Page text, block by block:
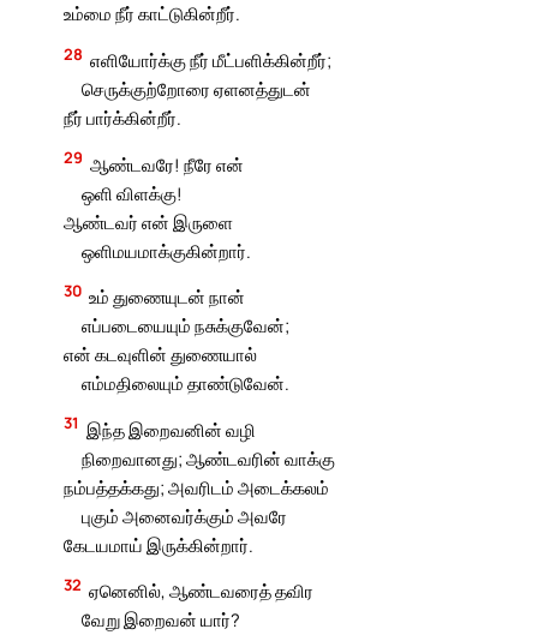
உம்மை நீர் காட்டுகின்றீர்.
28 எளியோர்க்கு நீர் மீட்பளிக்கின்றீர்;
செருக்குற்றோரை ஏளனத்துடன்
நீர் பார்க்கின்றீர்.
29 ஆண்டவரே! நீரே என்
ஒளி விளக்கு!
ஆண்டவர் என் இருளை
ஒளிமயமாக்குகின்றார்.
30 உம் துணையுடன் நான்
எப்படையையும் நசுக்குவேன்;
என் கடவுளின் துணையால்
எம்மதிலையும் தாண்டுவேன்.
31 இந்த இறைவனின் வழி
நிறைவானது; ஆண்டவரின் வாக்கு
நம்பத்தக்கது; அவரிடம் அடைக்கலம்
புகும் அனைவர்க்கும் அவரே
கேடயமாய் இருக்கின்றார்.
32 ஏனெனில், ஆண்டவரைத் தவிர
வேறு இறைவன் யார்?